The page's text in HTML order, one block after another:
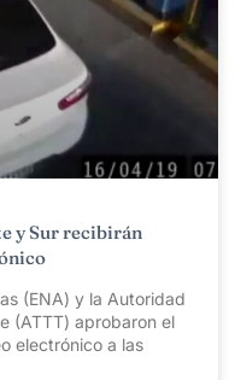
y Sur recibirán
(ENA) y la Autoridad
(ATTT) aprobaron el
electrónico a las